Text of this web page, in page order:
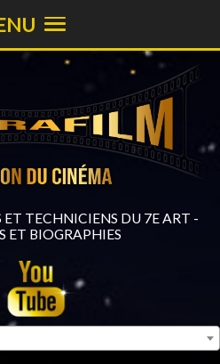
TECHNICIENS DU 7E ART -
ET BIOGRAPHIES